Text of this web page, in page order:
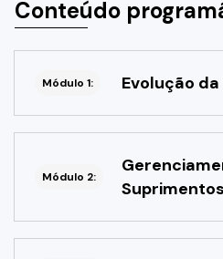
Conteúdo
Módulo 1: Evolução
Módulo 2:
Suprimentos